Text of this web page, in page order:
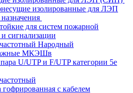
изолированные для ЛЭП
для систем пожарной
и сигнализации
Народный
МКЭШв
U/UTP и F/UTP категории 5е
гофрированная с кабелем